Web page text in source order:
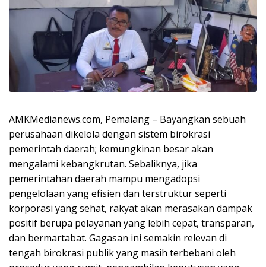
AMKMedianews.com, Pemalang – Bayangkan sebuah
perusahaan dikelola dengan sistem birokrasi
pemerintah daerah; kemungkinan besar akan
mengalami kebangkrutan. Sebaliknya, jika
pemerintahan daerah mampu mengadopsi
pengelolaan yang efisien dan terstruktur seperti
korporasi yang sehat, rakyat akan merasakan dampak
positif berupa pelayanan yang lebih cepat, transparan,
dan bermartabat. Gagasan ini semakin relevan di
tengah birokrasi publik yang masih terbebani oleh